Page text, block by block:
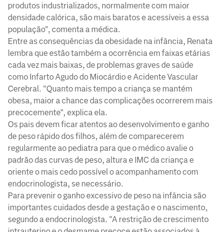
produtos industrializados, normalmente com maior
densidade calórica, são mais baratos e acessíveis a essa
população", comenta a médica.
Entre as consequências da obesidade na infância, Renata
lembra que estão também a ocorrência em faixas etárias
cada vez mais baixas, de problemas graves de saúde
como Infarto Agudo do Miocárdio e Acidente Vascular
Cerebral. "Quanto mais tempo a criança se mantém
obesa, maior a chance das complicações ocorrerem mais
precocemente", explica ela.
Os pais devem ficar atentos ao desenvolvimento e ganho
de peso rápido dos filhos, além de comparecerem
regularmente ao pediatra para que o médico avalie o
padrão das curvas de peso, altura e IMC da criança e
oriente o mais cedo possível o acompanhamento com
endocrinologista, se necessário.
Para prevenir o ganho excessivo de peso na infância são
importantes cuidados desde a gestação e o nascimento,
segundo a endocrinologista. "A restrição de crescimento